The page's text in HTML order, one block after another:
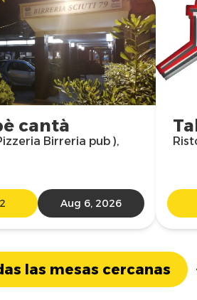
cantà
Birreria pub ),
Aug 6, 2026
las mesas cercanas